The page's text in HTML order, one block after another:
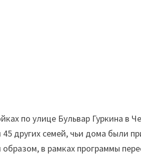
по улице Бульвар Гуркина в
других семей, чьи дома были
в рамках программы